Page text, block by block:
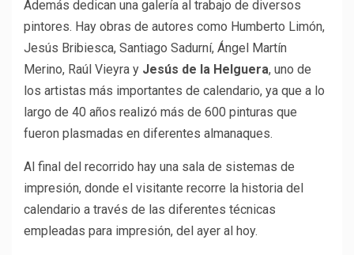
Además dedican una galería al trabajo de diversos
pintores. Hay obras de autores como Humberto Limón,
Jesús Bribiesca, Santiago Sadurní, Ángel Martín
Merino, Raúl Vieyra y Jesús de la Helguera, uno de
los artistas más importantes de calendario, ya que a lo
largo de 40 años realizó más de 600 pinturas que
fueron plasmadas en diferentes almanaques.
Al final del recorrido hay una sala de sistemas de
impresión, donde el visitante recorre la historia del
calendario a través de las diferentes técnicas
empleadas para impresión, del ayer al hoy.